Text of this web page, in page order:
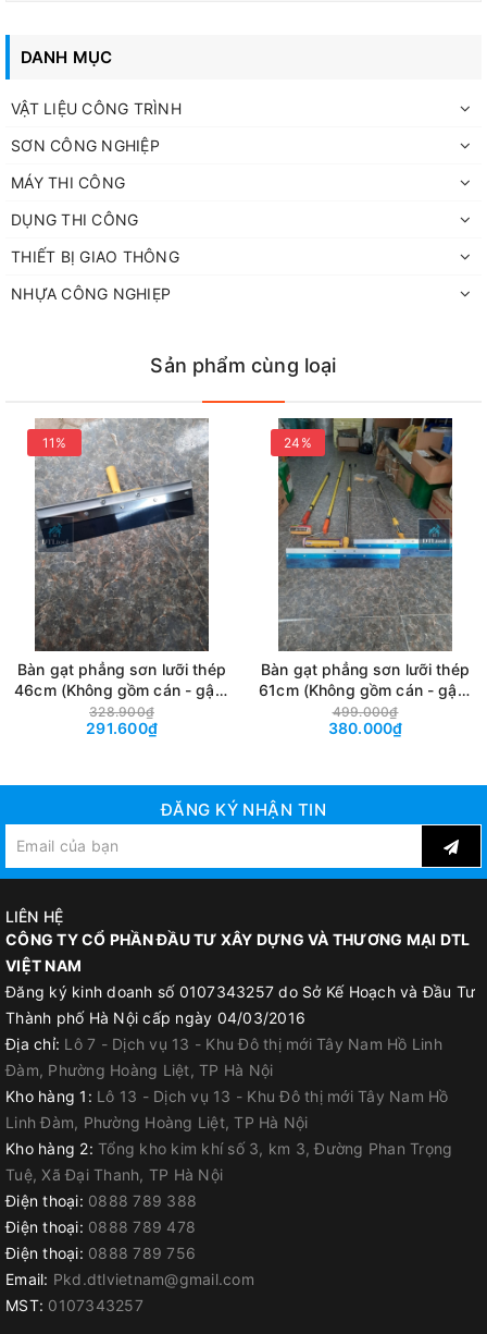
+ Ốp lưỡi bằng nhôm cao cấp
+ Lưỡi cao su gạt sơn rộng 7 Cm dài 61 Cm
+ Có thể tháo rời dễ dàng và thay thế lưỡi cao su bàn gạt khi
SHOP CÓ BÁN THÊM GẬY ĐỂ NỐI VÀO BÀN GẠT
DANH MỤC
VẬT LIỆU CÔNG TRÌNH
SƠN CÔNG NGHIỆP
MÁY THI CÔNG
DỤNG THI CÔNG
THIẾT BỊ GIAO THÔNG
NHỰA CÔNG NGHIẸP
Sản phẩm cùng loại
11%
Bàn gạt phẳng sơn lưỡi thép
46cm (Không gồm cán - gậy)
- Dụng cụ thi công gạt sơn
Epoxy, Polyurethane, gạt vữa
328.900₫
291.600₫
24%
Bàn gạt phẳng sơn lưỡi thép
61cm (Không gồm cán - gậy)
- Dụng cụ thi công gạt sơn
Epoxy, Polyurethane, gạt vữa
499.000₫
380.000₫
ĐĂNG KÝ NHẬN TIN
LIÊN HỆ
CÔNG TY CỔ PHẦN ĐẦU TƯ XÂY DỰNG VÀ THƯƠNG MẠI DTL
VIỆT NAM
Đăng ký kinh doanh số 0107343257 do Sở Kế Hoạch và Đầu Tư
Thành phố Hà Nội cấp ngày 04/03/2016
Địa chỉ: Lô 7 - Dịch vụ 13 - Khu Đô thị mới Tây Nam Hồ Linh
Đàm, Phường Hoàng Liệt, TP Hà Nội
Kho hàng 1: Lô 13 - Dịch vụ 13 - Khu Đô thị mới Tây Nam Hồ
Linh Đàm, Phường Hoàng Liệt, TP Hà Nội
Kho hàng 2: Tổng kho kim khí số 3, km 3, Đường Phan Trọng
Tuệ, Xã Đại Thanh, TP Hà Nội
Điện thoại: 0888 789 388
Điện thoại: 0888 789 478
Điện thoại: 0888 789 756
Email: Pkd.dtlvietnam@gmail.com
MST: 0107343257